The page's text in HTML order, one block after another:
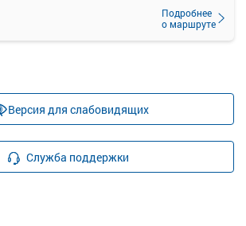
Подробнее
о маршруте
Версия для слабовидящих
Служба поддержки